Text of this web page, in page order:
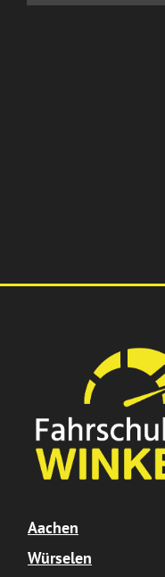
Aachen
Würselen